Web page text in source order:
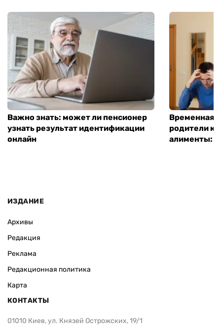
Важно знать: может ли пенсионер
узнать результат идентификации
онлайн
Временная
родители
алименты:
ИЗДАНИЕ
Архивы
Редакция
Реклама
Редакционная политика
Карта
КОНТАКТЫ
01010 Киев, ул. Князей Острожских, 19/1